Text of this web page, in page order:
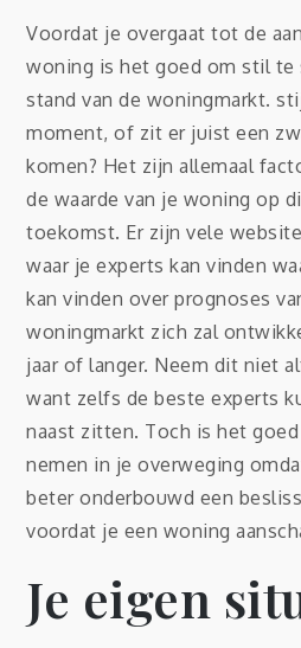
Voordat je overgaat tot de
woning is het goed om stil te
stand van de woningmarkt.
moment, of zit er juist een
komen? Het zijn allemaal
de waarde van je woning op
toekomst. Er zijn vele
waar je experts kan vinden
kan vinden over prognoses
woningmarkt zich zal
jaar of langer. Neem dit niet
want zelfs de beste experts
naast zitten. Toch is het
nemen in je overweging
beter onderbouwd een
voordat je een woning
Je eigen